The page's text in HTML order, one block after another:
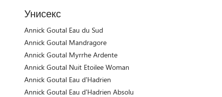
Унисекс
Annick Goutal Eau du Sud
Annick Goutal Mandragore
Annick Goutal Myrrhe Ardente
Annick Goutal Nuit Etoilee Woman
Annick Goutal Eau d'Hadrien
Annick Goutal Eau d'Hadrien Absolu